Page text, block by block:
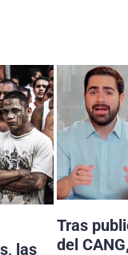
las
Tras
del